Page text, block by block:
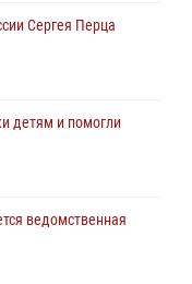
Сергея Перца
детям и помогли
ведомственная